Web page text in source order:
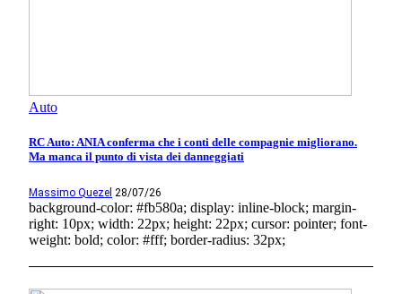
Auto
RC Auto: ANIA conferma che i conti delle compagnie migliorano.
Ma manca il punto di vista dei danneggiati
Massimo Quezel 28/07/26
background-color: #fb580a; display: inline-block; margin-
right: 10px; width: 22px; height: 22px; cursor: pointer; font-
weight: bold; color: #fff; border-radius: 32px;